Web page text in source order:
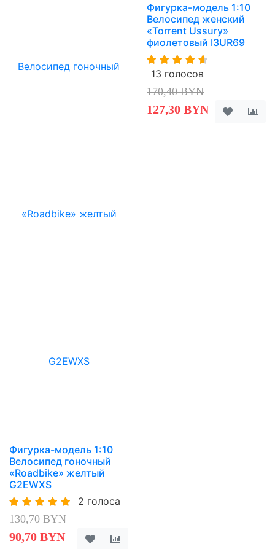
Фигурка-модель 1:10
Велосипед гоночный
«Roadbike» желтый
G2EWXS
2 голоса
130,70 BYN
90,70 BYN
Фигурка-модель 1:10
Велосипед женский
«Torrent Ussury»
фиолетовый I3UR69
13 голосов
170,40 BYN
127,30 BYN